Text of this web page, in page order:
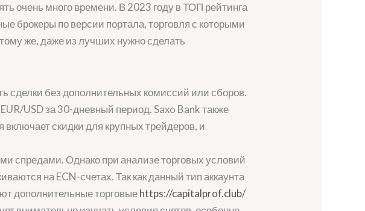
очень много времени. В 2023 году в ТОП рейтинга
брокеры по версии портала, торговля с которыми
же, даже из лучших нужно сделать
сделки без дополнительных комиссий или сборов.
USD за 30-дневный период. Saxo Bank также
скидки для крупных трейдеров, и
спредами. Однако при анализе торговых условий
на ECN-счетах. Так как данный тип аккаунта
дополнительные торговыеhttps://capitalprof.club/